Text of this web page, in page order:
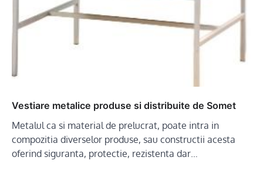
Vestiare metalice produse si distribuite de Somet
Metalul ca si material de prelucrat, poate intra in
compozitia diverselor produse, sau constructii acesta
oferind siguranta, protectie, rezistenta dar…